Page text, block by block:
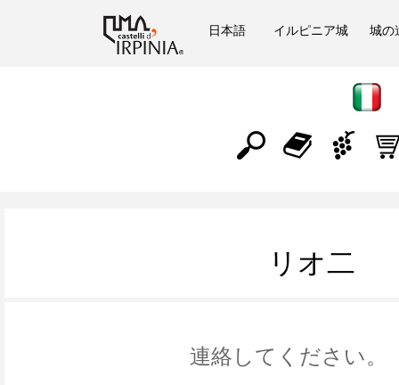
日本語 イルピニア城 城の
リオ二
連絡してください。